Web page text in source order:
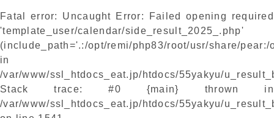
Fatal error: Uncaught Error: Failed opening required
'template_user/calendar/side_result_2025_.php'
(include_path='.:/opt/remi/php83/root/usr/share/
in
/var/www/ssl_htdocs_eat.jp/htdocs/55yakyu/
Stack trace: #0 {main} thrown in
/var/www/ssl_htdocs_eat.jp/htdocs/55yakyu/